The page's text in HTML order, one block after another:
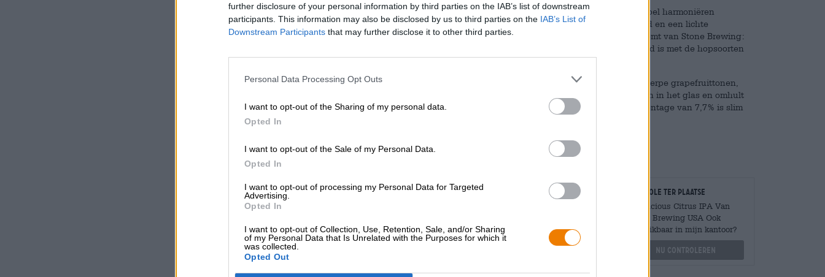
further disclosure of your personal information by third parties on the IAB’s list of downstream
participants. This information may also be disclosed by us to third parties on the IAB’s List of
Downstream Participants that may further disclose it to other third parties.
Personal Data Processing Opt Outs
I want to opt-out of the Sharing of my personal data.
Opted In
I want to opt-out of the Sale of my Personal Data.
Opted In
I want to opt-out of processing my Personal Data for Targeted
Advertising.
Opted In
I want to opt-out of Collection, Use, Retention, Sale, and/or Sharing
of my Personal Data that Is Unrelated with the Purposes for which it
was collected.
Opted Out
Brouwers houden ook van de levendige brouwsels. Citroen, limoen en sinaasappel harmoniëren
prachtig met verschillende soorten hop en geven het bier een heldere fruitigheid en een lichte
zuurgraad. Een bijzonder verfrissend brouwsel met een extra citrusingrediënt komt van Stone Brewing:
Hun Delicious Citrus IPA bevat vers geraspte sinaasappelschil, die gecombineerd is met de hopsoorten
Amarillo, Talus en El Dorado om een zonnig spektakel te creëren.
De druppel met citrusaccenten brengt de sappige zoetheid van sinaasappel, scherpe grapefruittonen,
hints van witte wijn en een fruitig trio van ananas, witte aardbeien en frambozen in het glas en omhult
het gehemelte met een dikke, romige textuur. Het indrukwekkende alcoholpercentage van 7,7% is slim
GRATIS BIERCONSULT
shop@bierothek.de
handelaren of
günstiger einkaufen?
Controle ter plaatse
Is Delicious Citrus IPA Van
Stone Brewing USA Ook
beschikbaar in mijn kantoor?
Nu controleren